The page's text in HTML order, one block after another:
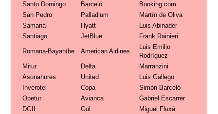
Santo Domingo
Barceló
Booking.com
San Pedro
Palladium
Martín de Oliva
Samaná
Hyatt
Luis Abinader
Santiago
JetBlue Frank Rainieri
Romana-Bayahíbe American Airlines
Luis Emilio
Rodríguez
Mitur
Delta
Marranzini
Asonahores
United
Luis Gallego
Inverotel
Copa
Simón Barceló
Opetur
Avianca
Gabriel Escarrer
DGII
Gol Miguel Fluxá